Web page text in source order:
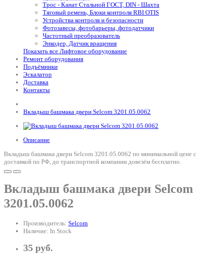
Трос - Канат Стальной ГОСТ, DIN - Шахта
Тяговый ремень, Блоки контроля RBI OTIS
Устройства контроля и безопасности
Фотозавесы, фотобарьеры, фотодатчики
Частотный преобразователь
Энкодер, Датчик вращения
Показать все Лифтовое оборудование
Ремонт оборудования
Подъёмники
Эскалатор
Доставка
Контакты
Вкладыш башмака двери Selcom 3201.05.0062
Описание
Вкладыш башмака двери Selcom 3201.05.0062 по минимальной цене с
доставкой по РФ, до транспортной компании довезём бесплатно.
Вкладыш башмака двери Selcom
3201.05.0062
Производитель: Selcom
Наличие: In Stock
35 руб.